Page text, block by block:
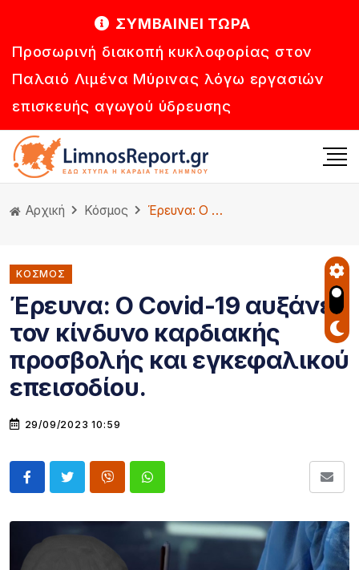
ΣΥΜΒΑΙΝΕΙ ΤΩΡΑ
Προσωρινή διακοπή κυκλοφορίας στον
Παλαιό Λιμένα Μύρινας λόγω εργασιών
επισκευής αγωγού ύδρευσης
Αρχική Κόσμος Έρευνα: Ο Covid-19 αυξάνει τον κίνδυνο καρδιακής προσβολής και εγκεφαλικού επεισοδίου.
ΚΌΣΜΟΣ
Έρευνα: Ο Covid-19 αυξάνει
τον κίνδυνο καρδιακής
προσβολής και εγκεφαλικού
επεισοδίου.
29/09/2023 10:59